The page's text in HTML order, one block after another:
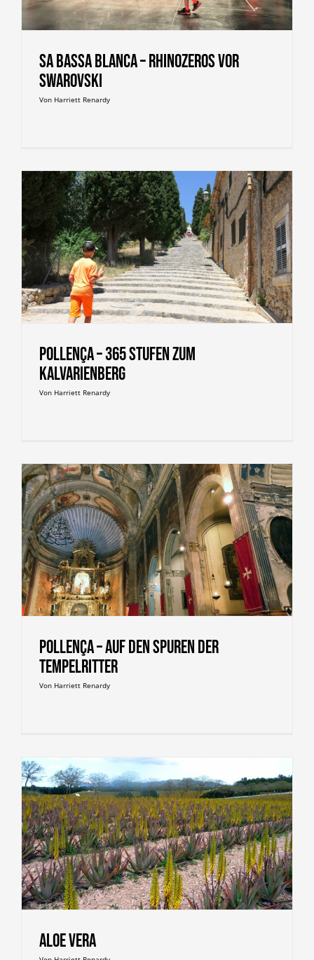
Sa bassa blanca – Rhinozeros vor
Swarovski
Von Harriett Renardy
Pollença – 365 Stufen zum
Kalvarienberg
Von Harriett Renardy
Pollença – Auf den Spuren der
Tempelritter
Von Harriett Renardy
Aloe Vera